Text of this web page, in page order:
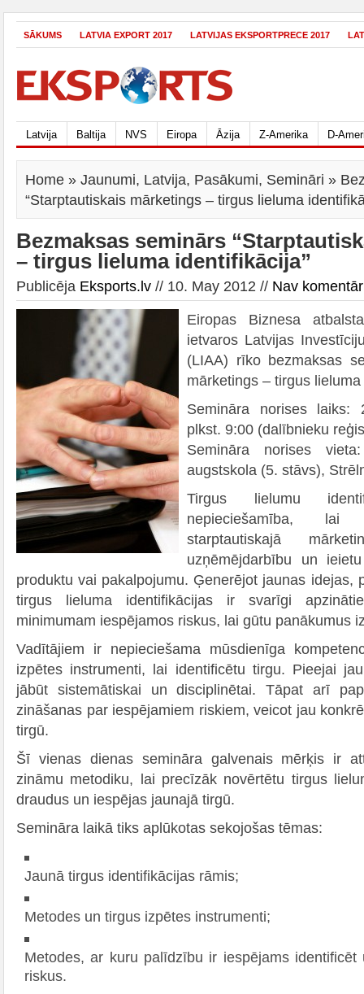
SĀKUMS LATVIA EXPORT 2017 LATVIJAS EKSPORTPRECE 2017
Latvija Baltija NVS Eiropa Āzija Z-Amerika D-
Home » Jaunumi, Latvija, Pasākumi, Semināri »
“Starptautiskais mārketings – tirgus lieluma
Bezmaksas seminārs
– tirgus lieluma identifikācija”
Publicēja Eksports.lv // 10. May 2012 // Nav
Eiropas Biznesa
ietvaros Latvijas
(LIAA) rīko bezmaksas
mārketings – tirgus lieluma
Semināra norises laiks:
plkst. 9:00 (dalībnieku
Semināra norises
augstskola (5. stāvs),
Tirgus lielumu
nepieciešamība, lai
starptautiskajā
uzņēmējdarbību un
produktu vai pakalpojumu. Ģenerējot jaunas idejas,
tirgus lieluma identifikācijas ir svarīgi
minimumam iespējamos riskus, lai gūtu panākumus
Vadītājiem ir nepieciešama mūsdienīga
izpētes instrumenti, lai identificētu tirgu. Pieejai
jābūt sistemātiskai un disciplinētai. Tāpat arī
zināšanas par iespējamiem riskiem, veicot jau
tirgū.
Šī vienas dienas semināra galvenais mērķis ir
zināmu metodiku, lai precīzāk novērtētu tirgus
draudus un iespējas jaunajā tirgū.
Semināra laikā tiks aplūkotas sekojošas tēmas:
Jaunā tirgus identifikācijas rāmis;
Metodes un tirgus izpētes instrumenti;
Metodes, ar kuru palīdzību ir iespējams identificēt
riskus.